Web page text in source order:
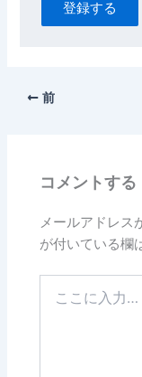
登録する
前
コメントする
メールアドレス
が付いている欄